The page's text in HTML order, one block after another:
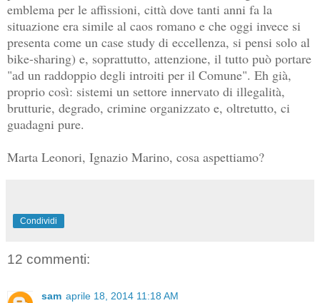
emblema per le affissioni, città dove tanti anni fa la
situazione era simile al caos romano e che oggi invece si
presenta come un case study di eccellenza, si pensi solo al
bike-sharing) e, soprattutto, attenzione, il tutto può portare
"ad un raddoppio degli introiti per il Comune". Eh già,
proprio così: sistemi un settore innervato di illegalità,
brutturie, degrado, crimine organizzato e, oltretutto, ci
guadagni pure.
Marta Leonori, Ignazio Marino, cosa aspettiamo?
Condividi
12 commenti:
sam aprile 18, 2014 11:18 AM